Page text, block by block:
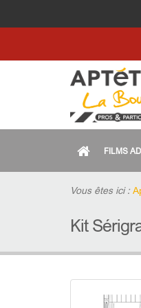
FILMS
Vous êtes ici :
Kit